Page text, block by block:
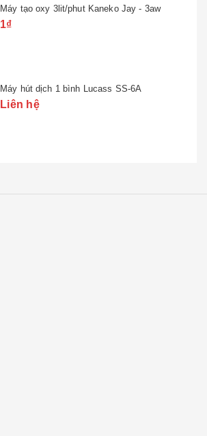
Máy tạo oxy 3lit/phut Kaneko Jay - 3aw
1₫
Máy hút dịch 1 bình Lucass SS-6A
Liên hệ